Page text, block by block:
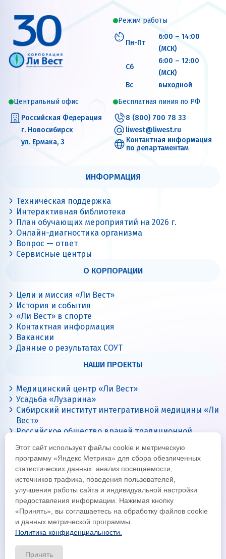
Режим работы
Пн-Пт
6:00 – 14:00
(МСК)
Сб
6:00 – 12:00
(МСК)
Вс
выходной
Центральный офис
Российская Федерация
г. Новосибирск
ул. Ермака, 3
Бесплатная линия по РФ
8 (800) 700 78 33
liwest@liwest.ru
Контактная информация
по департаментам
ИНФОРМАЦИЯ
Техническая поддержка
Интерактивная библиотека
План обучающих мероприятий на 2026 г.
Онлайн-диагностика организма
Вопрос — ответ
Сервисные центры
О КОРПОРАЦИИ
Цели и миссия «Ли Вест»
История и события
«Ли Вест» в спорте
Контактная информация
Вакансии
Данные о результатах СОУТ
НАШИ ПРОЕКТЫ
Медицинский центр «Ли Вест»
Усадьба «Лузарина»
Сибирский институт интегративной медицины «Ли
Вест»
Российское общество врачей традиционной
Цигун с Ли Вест
© Все права защищены 2026
Официальный интернет-сайт корпорации «Ли Вест»
Этот сайт использует файлы cookie и метрическую
программу «Яндекс Метрика» для сбора обезличенных
статистических данных: анализ посещаемости,
источников трафика, поведения пользователей,
улучшения работы сайта и индивидуальной настройки
предоставления информации. Нажимая кнопку
«Принять», вы соглашаетесь на обработку файлов cookie
и данных метрической программы.
Политика конфиденциальности.
Принять